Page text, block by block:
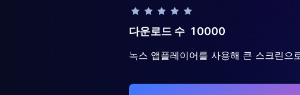
다운로드 수 10000
녹스 앱플레이어를 사용해 큰 스크린으